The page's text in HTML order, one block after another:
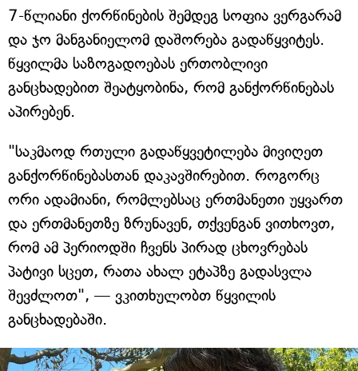
7-წლიანი ქორწინების შემდეგ სოფია ვერგარამ
და ჯო მანგანიელომ დაშორება გადაწყვიტეს.
წყვილმა საზოგადოებას ერთობლივი
განცხადებით შეატყობინა, რომ განქორწინებას
აპირებენ.
"საკმაოდ რთული გადაწყვეტილება მივიღეთ
განქორწინებასთან დაკავშირებით. როგორც
ორი ადამიანი, რომლებსაც ერთმანეთი უყვართ
და ერთმანეთზე ზრუნავენ, თქვენგან ვითხოვთ,
რომ ამ პერიოდში ჩვენს პირად ცხოვრებას
პატივი სცეთ, რათა ახალ ეტაპზე გადასვლა
შევძლოთ", — ვკითხულობთ წყვილის
განცხადებაში.